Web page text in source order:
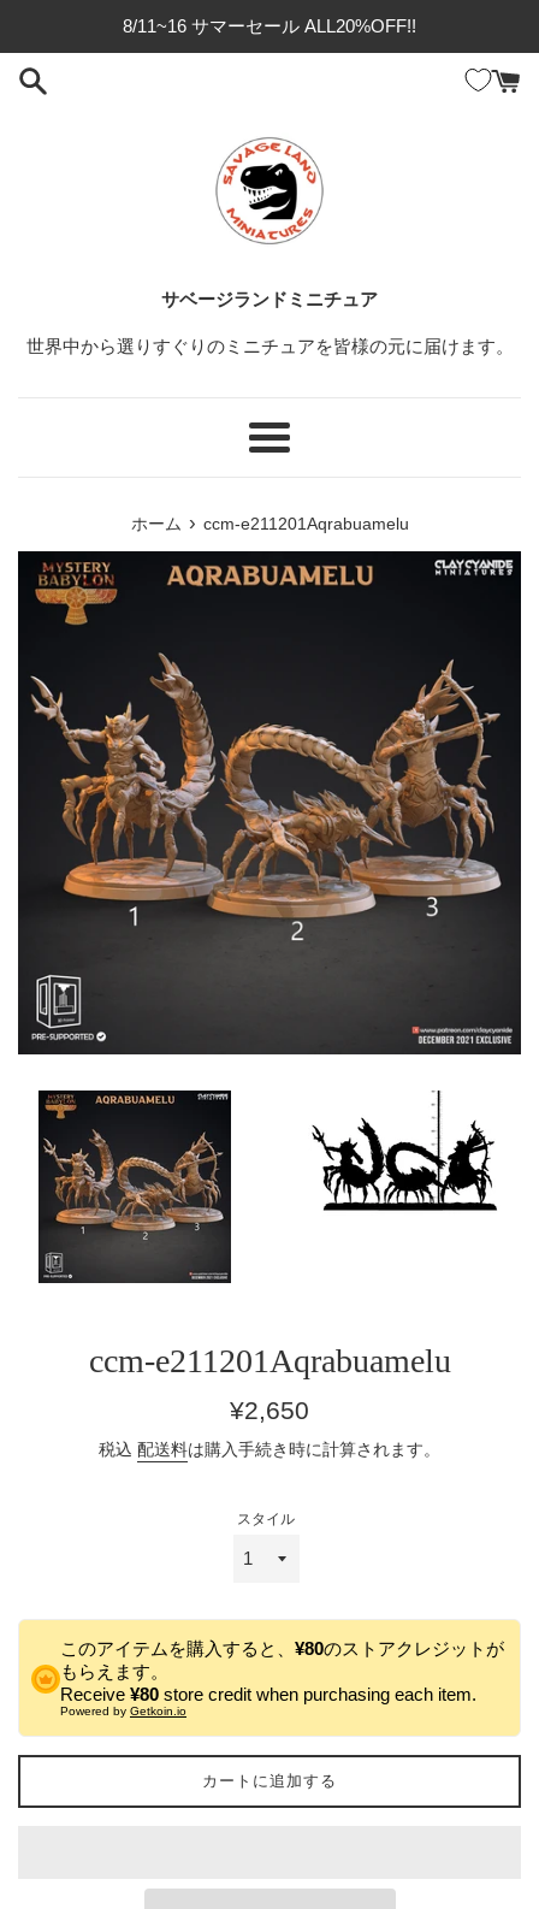
8/11~16 サマーセール ALL20%OFF!!
サベージランドミニチュア
世界中から選りすぐりのミニチュアを皆様の元に届けます。
メ
ホーム › ccm-e211201Aqrabuamelu
ccm-e211201Aqrabuamelu
通
価
¥2,650
税込 配送料は購入手続き時に計算されます。
スタイル
このアイテムを購入すると、 ¥80のストアクレジットが
もらえます。
Receive ¥80 store credit when purchasing each item.
Powered by Getkoin.io
カートに追加する